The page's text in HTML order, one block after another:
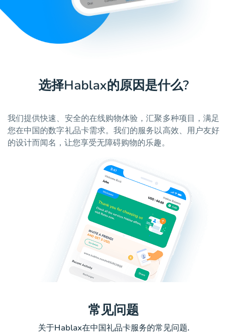
选择Hablax的原因是什么?
我们提供快速、安全的在线购物体验，汇聚多种项目，满足
您在中国的数字礼品卡需求。我们的服务以高效、用户友好
的设计而闻名，让您享受无障碍购物的乐趣。
常见问题
关于Hablax在中国礼品卡服务的常见问题.